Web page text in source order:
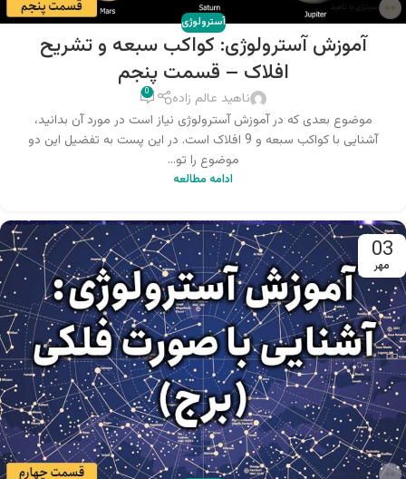
آسترولوژی
آموزش آسترولوژی: کواکب سبعه و تشریح
افلاک – قسمت پنجم
ناهید عالم زاده 0
موضوع بعدی که در آموزش آسترولوژی نیاز است در مورد آن بدانید،
آشنایی با کواکب سبعه و 9 افلاک است. در این پست به تفضیل این دو
موضوع را تو...
ادامه مطالعه
03
مهر